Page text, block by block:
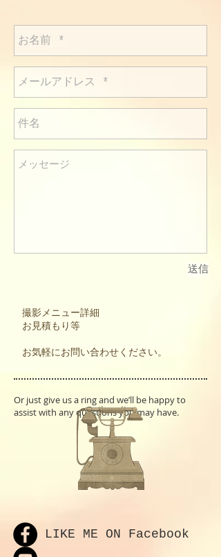
送信
撮影メニュー詳細
お見積もり等
お気軽にお問い合わせください。
Or just give us a ring and we’ll be happy to
assist with any questions you may have.
LIKE ME ON Facebook